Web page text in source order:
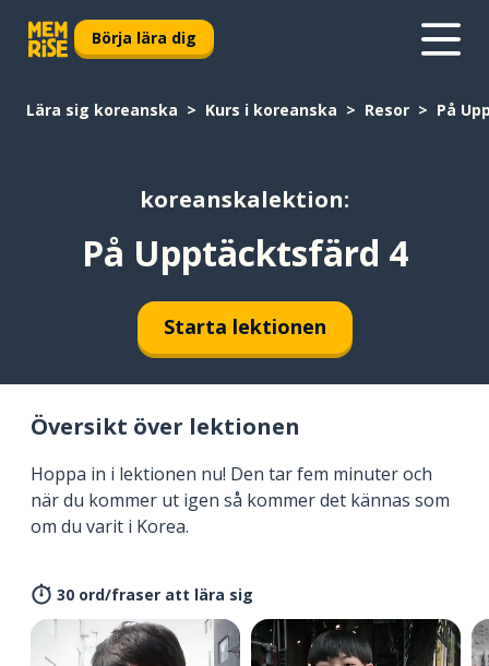
Börja lära dig
Lära sig koreanska Kurs i koreanska Resor På
koreanskalektion:
På Upptäcktsfärd 4
Starta lektionen
Översikt över lektionen
Hoppa in i lektionen nu! Den tar fem minuter och
när du kommer ut igen så kommer det kännas som
om du varit i Korea.
30 ord/fraser att lära sig